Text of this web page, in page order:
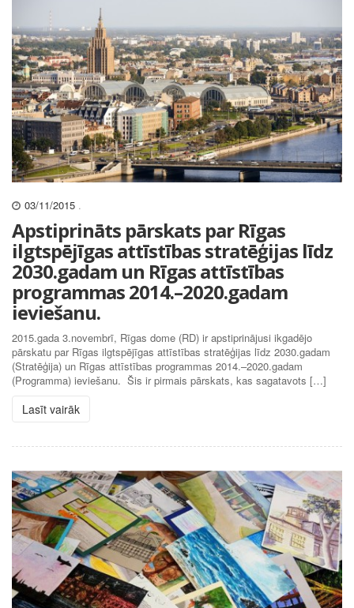
03/11/2015 .
Apstiprināts pārskats par Rīgas
ilgtspējīgas attīstības stratēģijas līdz
2030.gadam un Rīgas attīstības
programmas 2014.–2020.gadam
ieviešanu.
2015.gada 3.novembrī, Rīgas dome (RD) ir apstiprinājusi ikgadējo
pārskatu par Rīgas ilgtspējīgas attīstības stratēģijas līdz 2030.gadam
(Stratēģija) un Rīgas attīstības programmas 2014.–2020.gadam
(Programma) ieviešanu. Šis ir pirmais pārskats, kas sagatavots […]
Lasīt vairāk